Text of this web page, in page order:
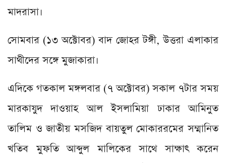
মাদরাসা।
সোমবার (১৩ অক্টোবর) বাদ জোহর টঙ্গী, উত্তরা এলাকার
সাথীদের সঙ্গে মুজাকারা।
এদিকে গতকাল মঙ্গলবার (৭ অক্টোবর) সকাল ৭টার সময়
মারকাযুদ দাওয়াহ আল ইসলামিয়া ঢাকার আমিনুত
তালিম ও জাতীয় মসজিদ বায়তুল মোকাররমের সম্মানিত
খতিব মুফতি আব্দুল মালিকের সাথে সাক্ষাৎ করেন